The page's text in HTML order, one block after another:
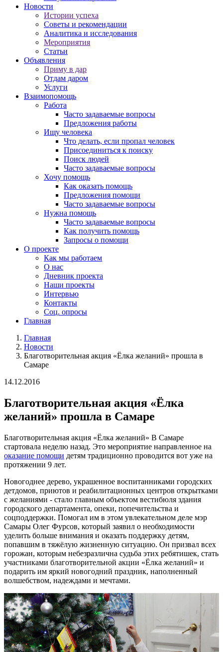
Новости
Истории успеха
Советы и рекомендации
Аналитика и исследования
Мероприятия
Статьи
Объявления
Приму в дар
Отдам даром
Услуги
Взаимопомощь
Работа
Часто задаваемые вопросы
Предложения работы
Ищу человека
Что делать, если пропал человек
Присоединиться к поиску
Поиск людей
Часто задаваемые вопросы
Хочу помощь
Как оказать помощь
Предложения помощи
Часто задаваемые вопросы
Нужна помощь
Часто задаваемые вопросы
Как получить помощь
Запросы о помощи
О проекте
Как мы работаем
О нас
Дневник проекта
Наши проекты
Интервью
Контакты
Соц. опросы
Главная
Главная
Новости
Благотворительная акция «Ёлка желаний» прошла в
Самаре
14.12.2016
Благотворительная акция «Ёлка
желаний» прошла в Самаре
Благотворительная акция «Ёлка желаний» В Самаре
стартовала неделю назад. Это мероприятие направленное на
оказание помощи детям традиционно проводится вот уже на
протяжении 9 лет.
Новогоднее дерево, украшенное воспитанниками городских
детдомов, приютов и реабилитационных центров открытками
с желаниями - стало главным объектом вестибюля здания
городского департамента, опеки, попечительства и
соцподдержки. Помогал им в этом увлекательном деле мэр
Самары Олег Фурсов, который заявил о необходимости
уделить больше внимания и оказать поддержку детям,
попавшим в тяжёлую жизненную ситуацию. Он призвал всех
горожан, которым небезразлична судьба этих ребятишек, стать
участниками благотворительной акции «Ёлка желаний» и
подарить им яркий новогодний праздник, наполненный
волшебством, надеждами и мечтами.